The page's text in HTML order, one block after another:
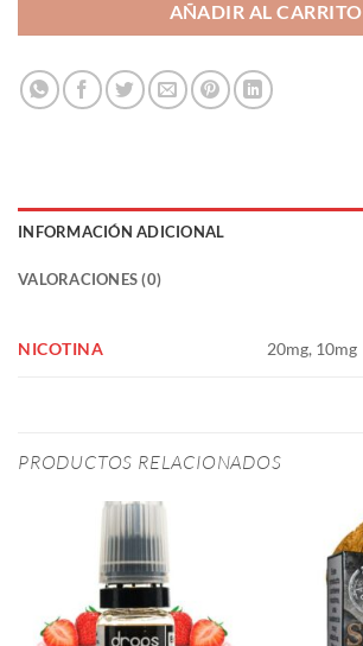
AÑADIR AL CARRITO
INFORMACIÓN ADICIONAL
VALORACIONES (0)
NICOTINA 20mg, 10mg
PRODUCTOS RELACIONADOS